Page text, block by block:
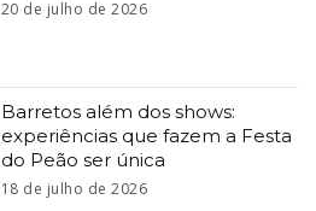
20 de julho de 2026
Barretos além dos shows:
experiências que fazem a Festa
do Peão ser única
18 de julho de 2026